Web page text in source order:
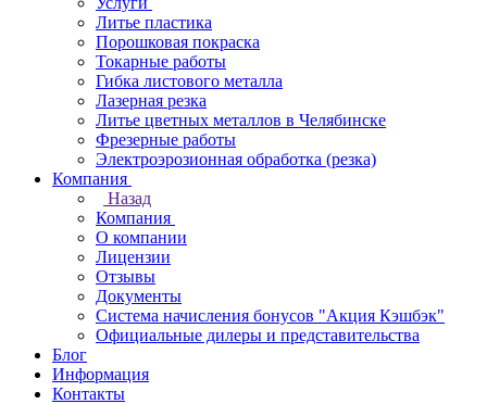
Литье пластика
Порошковая покраска
Токарные работы
Гибка листового металла
Лазерная резка
Литье цветных металлов в Челябинске
Фрезерные работы
Электроэрозионная обработка (резка)
Компания
Назад
Компания
О компании
Лицензии
Отзывы
Документы
Система начисления бонусов "Акция Кэшбэк"
Официальные дилеры и представительства
Блог
Информация
Контакты